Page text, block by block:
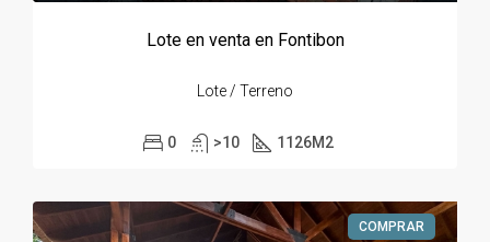
Lote en venta en Fontibon
Lote / Terreno
0 >10 1126M2
COMPRAR